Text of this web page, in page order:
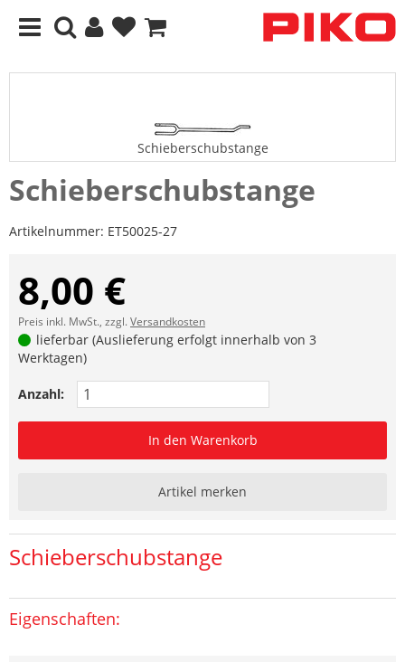
Schieberschubstange
Schieberschubstange
Artikelnummer: ET50025-27
8,00 €
Preis inkl. MwSt., zzgl.Versandkosten
lieferbar (Auslieferung erfolgt innerhalb von 3
Werktagen)
Anzahl:
In den Warenkorb
Artikel merken
Schieberschubstange
Eigenschaften: